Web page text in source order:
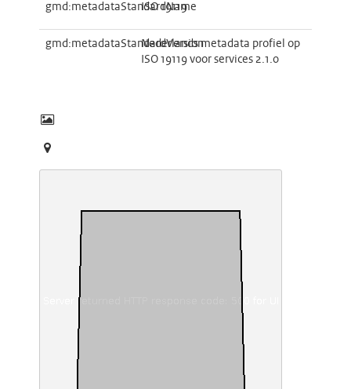
gmd:metadataStandardName
ISO 19119
gmd:metadataStandardVersionNederlands metadata profiel op
ISO 19119 voor services 2.1.0